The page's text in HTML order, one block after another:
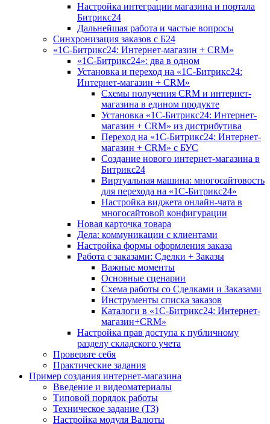
Настройка интеграции магазина и портала
Битрикс24
Дальнейшая работа и частые вопросы
Синхронизация заказов с Б24
«1С-Битрикс24: Интернет-магазин + CRM»
«1С-Битрикс24»: два в одном
Установка и переход на «1С-Битрикс24:
Интернет-магазин + CRM»
Схемы получения CRM и интернет-
магазина в едином продукте
Установка «1С-Битрикс24: Интернет-
магазин + CRM» из дистрибутива
Переход на «1С-Битрикс24: Интернет-
магазин + CRM» с БУС
Создание нового интернет-магазина в
Битрикс24
Виртуальная машина: многосайтовость
для перехода на «1С-Битрикс24»
Настройка виджета онлайн-чата в
многосайтовой конфигурации
Новая карточка товара
Дела: коммуникации с клиентами
Настройка формы оформления заказа
Работа с заказами: Сделки + Заказы
Важные моменты
Основные сценарии
Схема работы со Сделками и Заказами
Инструменты списка заказов
Каталоги в «1С-Битрикс24: Интернет-
магазин+CRM»
Настройка прав доступа к публичному
разделу складского учета
Проверьте себя
Практические задания
Пример создания интернет-магазина
Введение и видеоматериалы
Типовой порядок работы
Техническое задание (ТЗ)
Настройка модуля Валюты